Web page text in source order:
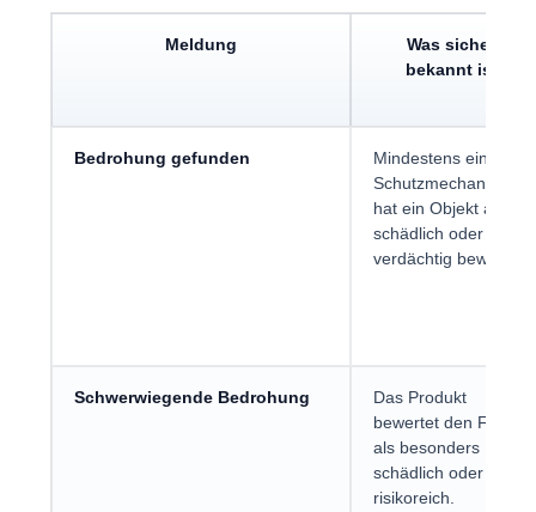
Meldung
Was sicher
bekannt ist
Bedrohung gefunden
Mindestens ein
Schutzmechanismus
hat ein Objekt als
schädlich oder stark
verdächtig bewertet.
Schwerwiegende Bedrohung
Das Produkt
bewertet den Fund
als besonders
schädlich oder
risikoreich.